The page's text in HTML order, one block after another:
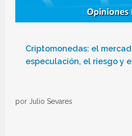
Criptomonedas: el
especulación, el riesgo y
por Julio Sevares